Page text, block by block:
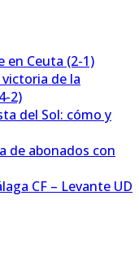
en Ceuta (2-1)
de la
2)
del Sol: cómo y
de abonados con
CF – Levante UD